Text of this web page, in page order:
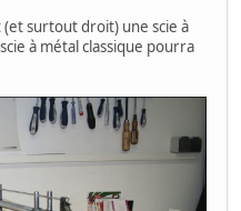
surtout droit) une scie à
à métal classique pourra